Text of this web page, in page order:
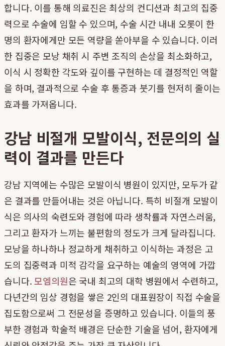
합니다. 이를 통해 의료진은 최상의 컨디션과 최고의 집중
력으로 수술에 임할 수 있으며, 수술 시간 내내 오롯이 한
명의 환자에게만 모든 역량을 쏟아부을 수 있습니다. 이러
한 집중은 모낭 채취 시 주변 조직의 손상을 최소화하고,
이식 시 정확한 각도와 깊이를 구현하는 데 결정적인 역할
을 하며, 결과적으로 수술 후 통증과 붓기를 현저히 줄이는
효과를 가져옵니다.
강남 비절개 모발이식, 전문의의 실
력이 결과를 만든다
강남 지역에는 수많은 모발이식 병원이 있지만, 모두가 같
은 결과를 만들어내는 것은 아닙니다. 특히 비절개 모발이
식은 의사의 숙련도와 경험에 따라 생착률과 자연스러움,
그리고 환자가 느끼는 불편함의 정도가 크게 달라집니다.
모낭을 하나하나 정교하게 채취하고 이식하는 과정은 고
도의 집중력과 미적 감각을 요구하는 예술의 영역에 가깝
습니다.모엠의원은 국내 최고의 대학 병원에서 수련하고,
다년간의 임상 경험을 쌓은 2인의 대표원장이 직접 수술을
집도함으로써 그 전문성을 증명하고 있습니다. 이들의 풍
부한 경험과 학술적 배경은 단순한 기술을 넘어, 환자에게